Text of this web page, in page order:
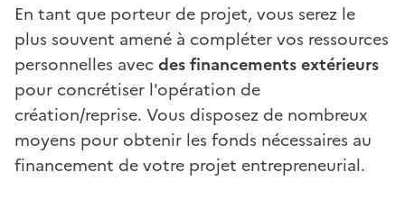
En tant que porteur de projet, vous serez le
plus souvent amené à compléter vos ressources
personnelles avecdes financements extérieurs
pour concrétiser l'opération de
création/reprise. Vous disposez de nombreux
moyens pour obtenir les fonds nécessaires au
financement de votre projet entrepreneurial.